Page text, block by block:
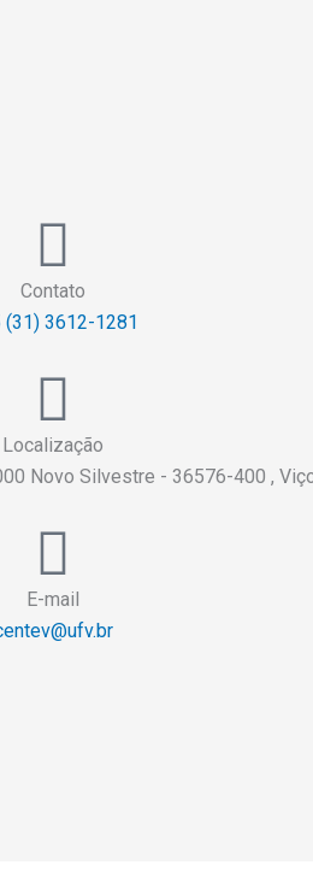
Contato
(31) 3612-1281
Localização
Novo Silvestre - 36576-400 ,
E-mail